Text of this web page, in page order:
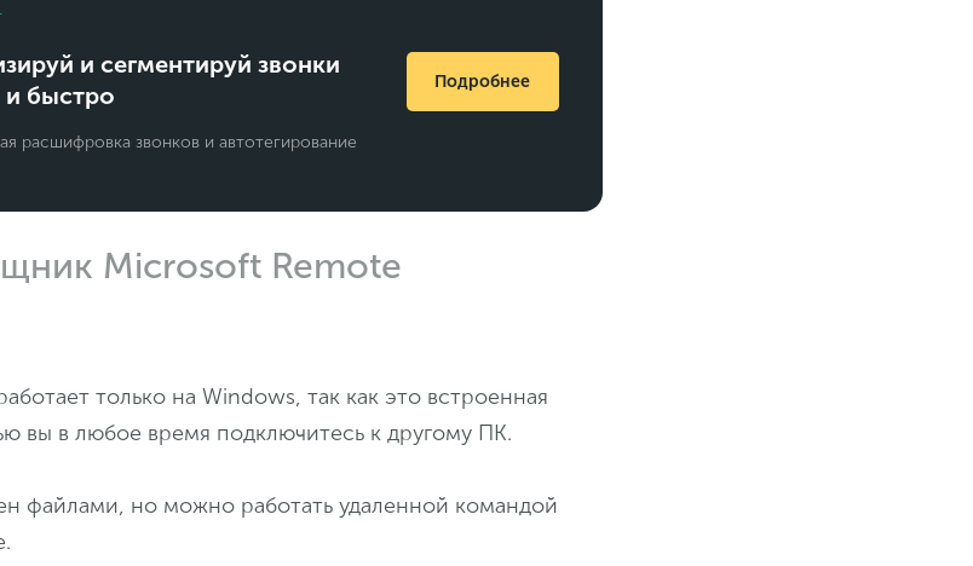
и сегментируй звонки
и быстро
расшифровка звонков и автотегирование
Подробнее
Microsoft Remote
только на Windows, так как это встроенная
вы в любое время подключитесь к другому ПК.
файлами, но можно работать удаленной командой